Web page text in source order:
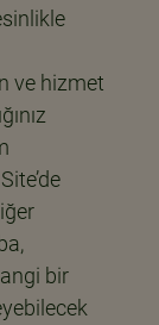
ve hizmet
bir